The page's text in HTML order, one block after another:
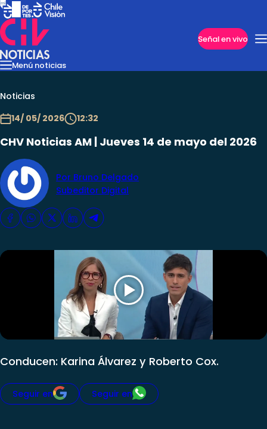
Señal en vivo
Menú noticias
InternacionalReportajesCazanoticiasEconomíaCasos
Noticias
14/ 05/ 2026
12:32
CHV Noticias AM | Jueves 14 de mayo del 2026
Por Bruno Delgado
Subeditor Digital
Conducen: Karina Álvarez y Roberto Cox.
Seguir en Seguir en
Imperdibles
Programas
Club De La Comedia
Contigo en Directo
Plan Perfecto
El Tiempo
Todos Los Programas